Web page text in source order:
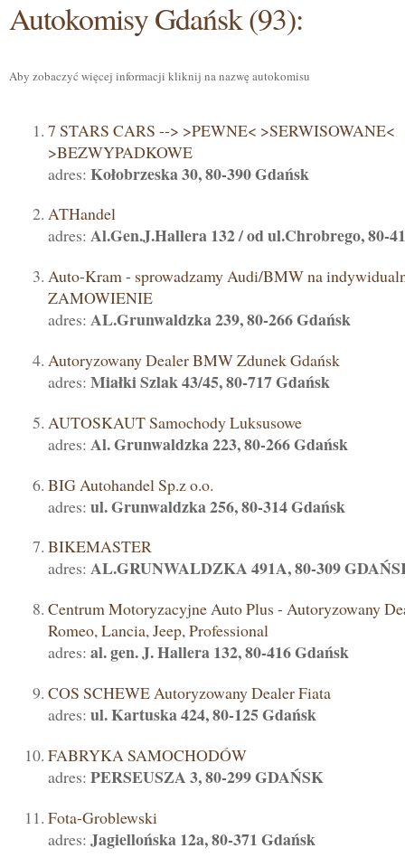
Autokomisy Gdańsk (93):
Aby zobaczyć więcej informacji kliknij na nazwę autokomisu
7 STARS CARS --> >PEWNE< >SERWISOWANE<
>BEZWYPADKOWE
adres: Kołobrzeska 30, 80-390 Gdańsk
ATHandel
adres: Al.Gen.J.Hallera 132 / od ul.Chrobrego, 80-
Auto-Kram - sprowadzamy Audi/BMW na
ZAMOWIENIE
adres: AL.Grunwaldzka 239, 80-266 Gdańsk
Autoryzowany Dealer BMW Zdunek Gdańsk
adres: Miałki Szlak 43/45, 80-717 Gdańsk
AUTOSKAUT Samochody Luksusowe
adres: Al. Grunwaldzka 223, 80-266 Gdańsk
BIG Autohandel Sp.z o.o.
adres: ul. Grunwaldzka 256, 80-314 Gdańsk
BIKEMASTER
adres: AL.GRUNWALDZKA 491A, 80-309
Centrum Motoryzacyjne Auto Plus - Autoryzowany
Romeo, Lancia, Jeep, Professional
adres: al. gen. J. Hallera 132, 80-416 Gdańsk
COS SCHEWE Autoryzowany Dealer Fiata
adres: ul. Kartuska 424, 80-125 Gdańsk
FABRYKA SAMOCHODÓW
adres: PERSEUSZA 3, 80-299 GDAŃSK
Fota-Groblewski
adres: Jagiellońska 12a, 80-371 Gdańsk